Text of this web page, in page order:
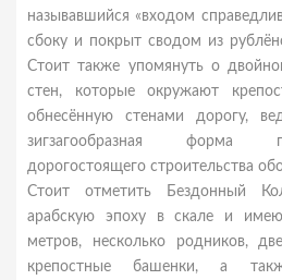
называвшийся «входом
сбоку и покрыт сводом из
Стоит также упомянуть о
стен, которые окружают
обнесённую стенами дорогу,
зигзагообразная форма
дорогостоящего строительства
Стоит отметить Бездонный
арабскую эпоху в скале и
метров, несколько родников,
крепостные башенки, а